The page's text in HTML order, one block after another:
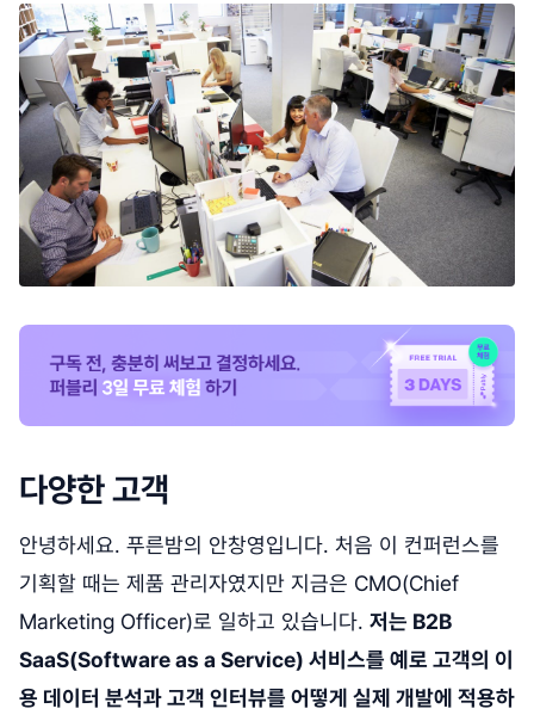
다양한 고객
안녕하세요. 푸른밤의 안창영입니다. 처음 이 컨퍼런스를
기획할 때는 제품 관리자였지만 지금은 CMO(Chief
Marketing Officer)로 일하고 있습니다. 저는 B2B
SaaS(Software as a Service) 서비스를 예로 고객의 이
용 데이터 분석과 고객 인터뷰를 어떻게 실제 개발에 적용하